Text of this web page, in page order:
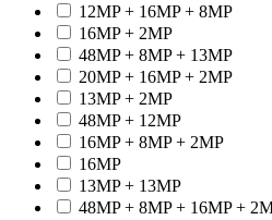
12MP + 16MP + 8MP
16MP + 2MP
48MP + 8MP + 13MP
20MP + 16MP + 2MP
13MP + 2MP
48MP + 12MP
16MP + 8MP + 2MP
16MP
13MP + 13MP
48MP + 8MP + 16MP +